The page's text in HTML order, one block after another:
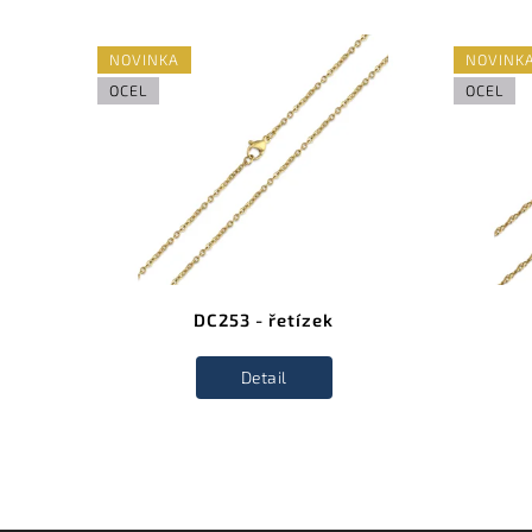
NOVINKA
OCEL
DC253 - řetízek
Detail
OCEL